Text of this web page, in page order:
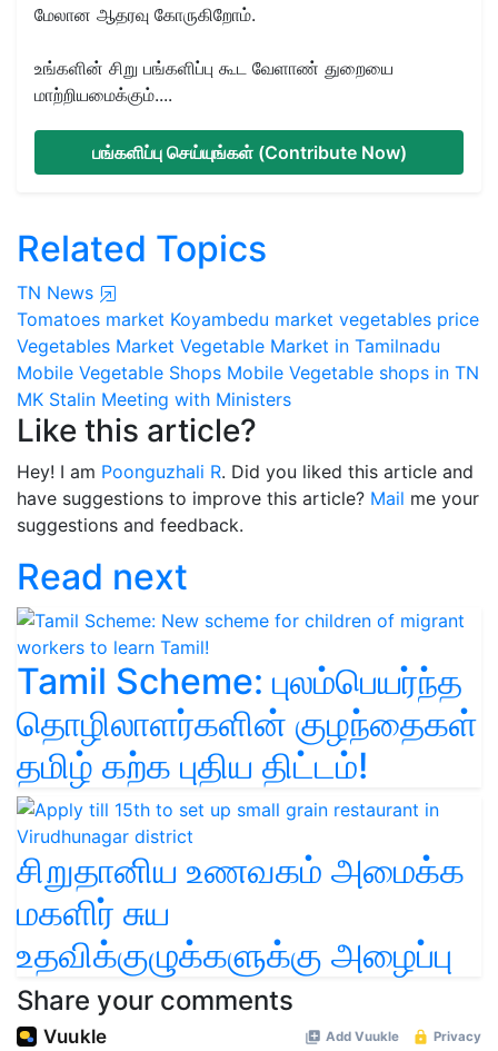
மேலான ஆதரவு கோருகிறோம்.
உங்களின் சிறு பங்களிப்பு கூட வேளாண் துறையை
மாற்றியமைக்கும்....
பங்களிப்பு செய்யுங்கள் (Contribute Now)
Related Topics
TN News
Tomatoes market Koyambedu market vegetables price
Vegetables Market Vegetable Market in Tamilnadu
Mobile Vegetable Shops Mobile Vegetable shops in TN
MK Stalin Meeting with Ministers
Like this article?
Hey! I am Poonguzhali R. Did you liked this article and
have suggestions to improve this article? Mail me your
suggestions and feedback.
Read next
Tamil Scheme: புலம்பெயர்ந்த
தொழிலாளர்களின் குழந்தைகள்
தமிழ் கற்க புதிய திட்டம்!
சிறுதானிய உணவகம் அமைக்க
மகளிர் சுய
உதவிக்குழுக்களுக்கு அழைப்பு
Share your comments